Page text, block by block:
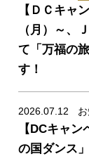
【ＤＣキャ
（月）～、
て「万福の
す！
news/
【DCキャ
の国ダンス
2026.07.12
news/